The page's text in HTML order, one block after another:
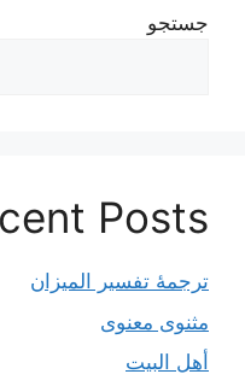
جستجو
Posts
ترجمۀ تفسیر المیزان
مثنوی معنوی
أهل البيت